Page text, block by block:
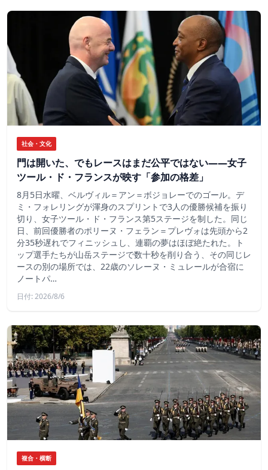
社会・文化
門は開いた、でもレースはまだ公平ではない――女子
ツール・ド・フランスが映す「参加の格差」
8月5日水曜、ベルヴィル＝アン＝ボジョレーでのゴール。デ
ミ・フォレリングが渾身のスプリントで3人の優勝候補を振り
切り、女子ツール・ド・フランス第5ステージを制した。同じ
日、前回優勝者のポリーヌ・フェラン＝プレヴォは先頭から2
分35秒遅れでフィニッシュし、連覇の夢はほぼ絶たれた。ト
ップ選手たちが山岳ステージで数十秒を削り合う、その同じレ
ースの別の場所では、22歳のソレーヌ・ミュレールが合宿に
ノートパ…
日付: 2026/8/6
複合・横断